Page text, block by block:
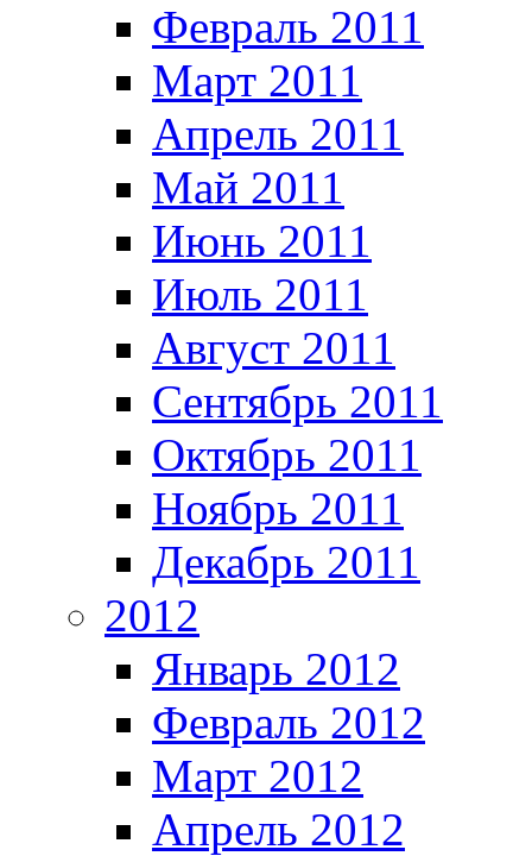
Февраль 2011
Март 2011
Апрель 2011
Май 2011
Июнь 2011
Июль 2011
Август 2011
Сентябрь 2011
Октябрь 2011
Ноябрь 2011
Декабрь 2011
2012
Январь 2012
Февраль 2012
Март 2012
Апрель 2012